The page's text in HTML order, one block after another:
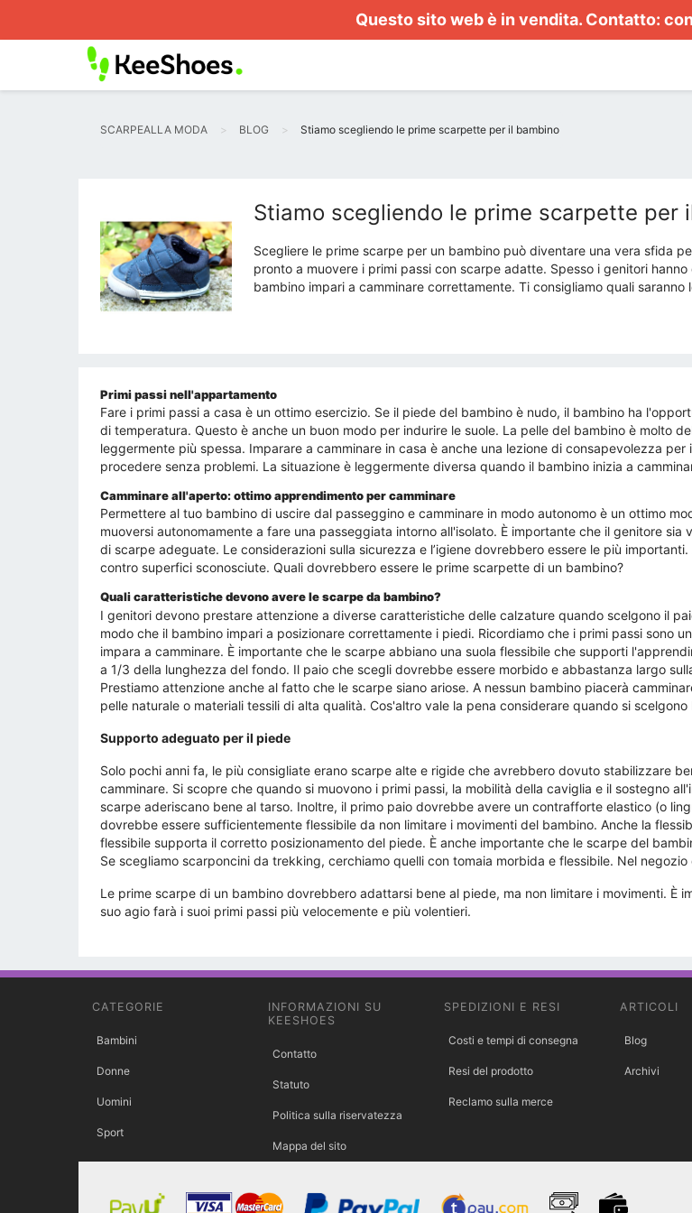
Questo sito web è in vendita. Contatto:
SCARPEALLA MODA BLOG Stiamo scegliendo le prime scarpette per il bambino
Stiamo scegliendo le prime scarpette per
Scegliere le prime scarpe per un bambino può diventare una vera sfida
pronto a muovere i primi passi con scarpe adatte. Spesso i genitori
bambino impari a camminare correttamente. Ti consigliamo quali
Primi passi nell'appartamento
Fare i primi passi a casa è un ottimo esercizio. Se il piede del bambino è nudo, il bambino ha
di temperatura. Questo è anche un buon modo per indurire le suole. La pelle del bambino è molto
leggermente più spessa. Imparare a camminare in casa è anche una lezione di consapevolezza
procedere senza problemi. La situazione è leggermente diversa quando il bambino inizia a
Camminare all'aperto: ottimo apprendimento per camminare
Permettere al tuo bambino di uscire dal passeggino e camminare in modo autonomo è un ottimo
muoversi autonomamente a fare una passeggiata intorno all'isolato. È importante che il genitore
di scarpe adeguate. Le considerazioni sulla sicurezza e l’igiene dovrebbero essere le più
contro superfici sconosciute. Quali dovrebbero essere le prime scarpette di un bambino?
Quali caratteristiche devono avere le scarpe da bambino?
I genitori devono prestare attenzione a diverse caratteristiche delle calzature quando scelgono il
modo che il bambino impari a posizionare correttamente i piedi. Ricordiamo che i primi passi sono
impara a camminare. È importante che le scarpe abbiano una suola flessibile che supporti
a 1/3 della lunghezza del fondo. Il paio che scegli dovrebbe essere morbido e abbastanza largo
Prestiamo attenzione anche al fatto che le scarpe siano ariose. A nessun bambino piacerà
pelle naturale o materiali tessili di alta qualità. Cos'altro vale la pena considerare quando si
Supporto adeguato per il piede
Solo pochi anni fa, le più consigliate erano scarpe alte e rigide che avrebbero dovuto stabilizzare
camminare. Si scopre che quando si muovono i primi passi, la mobilità della caviglia e il sostegno
scarpe aderiscano bene al tarso. Inoltre, il primo paio dovrebbe avere un contrafforte elastico (o
dovrebbe essere sufficientemente flessibile da non limitare i movimenti del bambino. Anche la
flessibile supporta il corretto posizionamento del piede. È anche importante che le scarpe del
Se scegliamo scarponcini da trekking, cerchiamo quelli con tomaia morbida e flessibile. Nel
Le prime scarpe di un bambino dovrebbero adattarsi bene al piede, ma non limitare i movimenti. È
suo agio farà i suoi primi passi più velocemente e più volentieri.
CATEGORIE
Bambini
Donne
Uomini
Sport
INFORMAZIONI SU
KEESHOES
Contatto
Statuto
Politica sulla riservatezza
Mappa del sito
SPEDIZIONI E RESI
Costi e tempi di consegna
Resi del prodotto
Reclamo sulla merce
ARTICOLI
Blog
Archivi